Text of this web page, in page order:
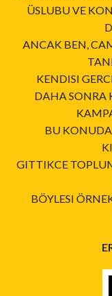
ÜSLUBU VE
ANCAK BEN,
KENDISI
DAHA SONRA
BU
GITTIKCE
BÖYLESI